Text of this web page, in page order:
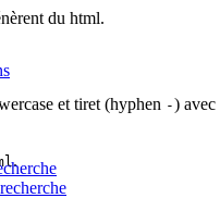
du html.
et tiret (hyphen -) avec
.